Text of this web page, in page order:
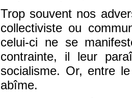
Trop souvent nos
collectiviste ou
celui-ci ne se
contrainte, il leur
socialisme. Or, entre
abîme.